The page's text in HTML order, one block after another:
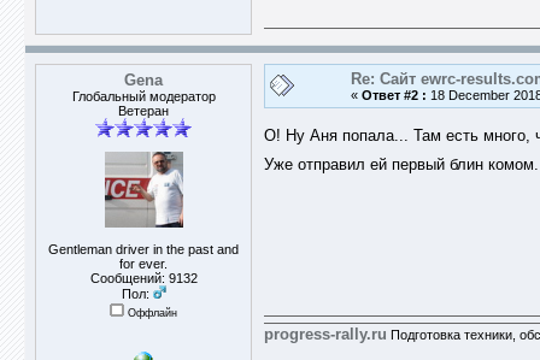
Gena
Глобальный модератор
Ветеран
Gentleman driver in the past and
for ever.
Сообщений: 9132
Пол:
Оффлайн
Re: Сайт ewrc-
« Ответ #2 : 18 December
О! Ну Аня попала... Там есть много,
Уже отправил ей первый блин
progress-rally.ru Подготовка техники,